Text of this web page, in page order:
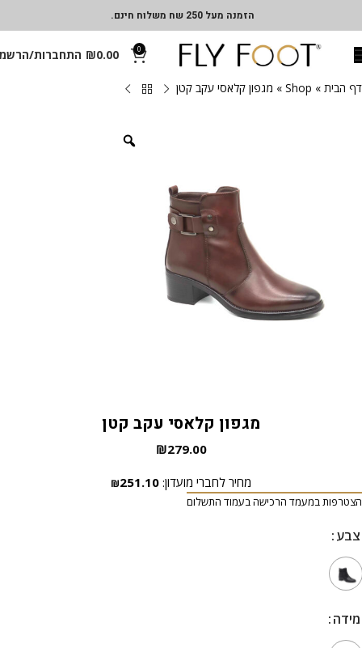
הזמנה מעל 250 שח משלוח חינם.
0
₪0.00 התחברות/
דף הבית »
Shop
» מגפון קלאסי עקב קטן
מגפון קלאסי עקב קטן
₪279.00
מחיר לחברי מועדון: ₪251.10
הצטרפות במעמד הרכישה בעמוד התשלום
צבע
צבע
מידה
מידה